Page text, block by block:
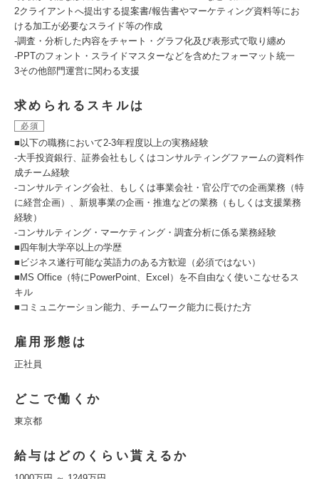
2クライアントへ提出する提案書/報告書やマーケティング資料等にお
ける加工が必要なスライド等の作成
-調査・分析した内容をチャート・グラフ化及び表形式で取り纏め
-PPTのフォント・スライドマスターなどを含めたフォーマット統一
3その他部門運営に関わる支援
求められるスキルは
必須
■以下の職務において2-3年程度以上の実務経験
-大手投資銀行、証券会社もしくはコンサルティングファームの資料作
成チーム経験
-コンサルティング会社、もしくは事業会社・官公庁での企画業務（特
に経営企画）、新規事業の企画・推進などの業務（もしくは支援業務
経験）
-コンサルティング・マーケティング・調査分析に係る業務経験
■四年制大学卒以上の学歴
■ビジネス遂行可能な英語力のある方歓迎（必須ではない）
■MS Office（特にPowerPoint、Excel）を不自由なく使いこなせるス
キル
■コミュニケーション能力、チームワーク能力に長けた方
雇用形態は
正社員
どこで働くか
東京都
給与はどのくらい貰えるか